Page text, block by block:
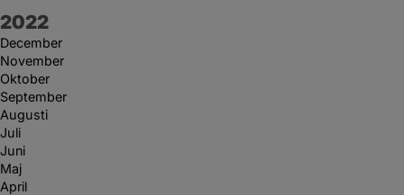
År:
2022
December
November
Oktober
September
Augusti
Juli
Juni
Maj
April